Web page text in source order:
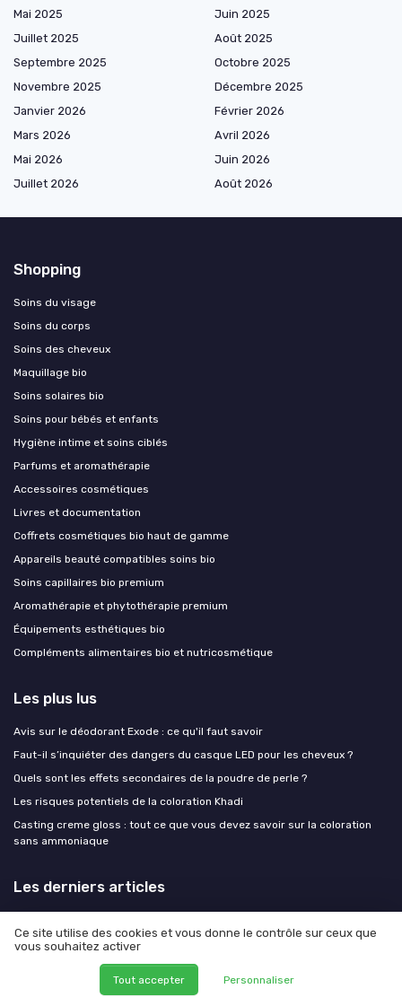
Mai 2025
Juin 2025
Juillet 2025
Août 2025
Septembre 2025
Octobre 2025
Novembre 2025
Décembre 2025
Janvier 2026
Février 2026
Mars 2026
Avril 2026
Mai 2026
Juin 2026
Juillet 2026
Août 2026
Shopping
Soins du visage
Soins du corps
Soins des cheveux
Maquillage bio
Soins solaires bio
Soins pour bébés et enfants
Hygiène intime et soins ciblés
Parfums et aromathérapie
Accessoires cosmétiques
Livres et documentation
Coffrets cosmétiques bio haut de gamme
Appareils beauté compatibles soins bio
Soins capillaires bio premium
Aromathérapie et phytothérapie premium
Équipements esthétiques bio
Compléments alimentaires bio et nutricosmétique
Les plus lus
Avis sur le déodorant Exode : ce qu'il faut savoir
Faut-il s’inquiéter des dangers du casque LED pour les cheveux ?
Quels sont les effets secondaires de la poudre de perle ?
Les risques potentiels de la coloration Khadi
Casting creme gloss : tout ce que vous devez savoir sur la coloration
sans ammoniaque
Les derniers articles
naturel
Morpheus 8 avant après : ce que montrent vraiment les résultats sur la
Ce site utilise des cookies et vous donne le contrôle sur ceux que
vous souhaitez activer
Tout accepter Personnaliser